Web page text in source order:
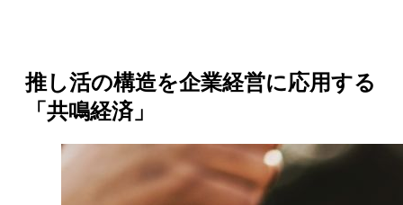
推し活の構造を企業経営に応用する
「共鳴経済」